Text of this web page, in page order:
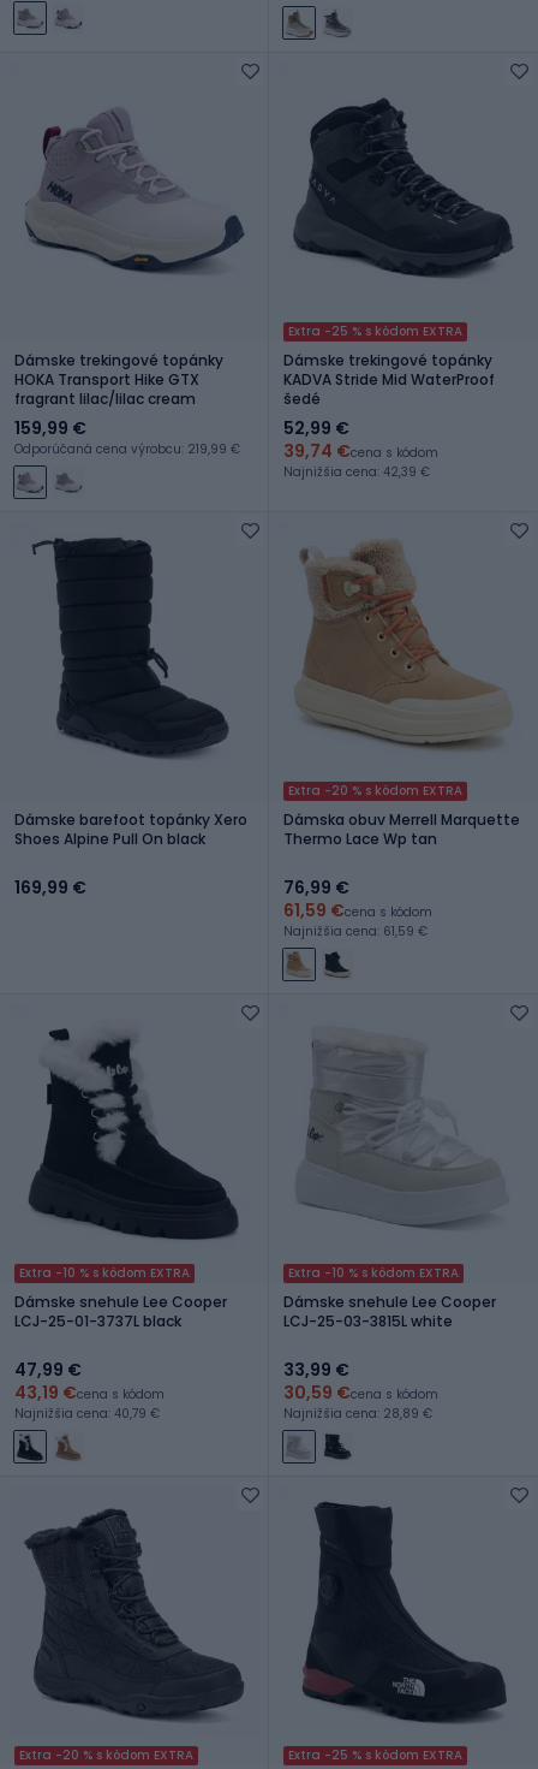
Dámske trekingové topánky
HOKA Transport Hike GTX
fragrant lilac/lilac cream
159,99 €
Odporúčaná cena výrobcu: 219,99 €
Extra -25 % s kódom EXTRA
Dámske trekingové topánky
KADVA Stride Mid WaterProof
šedé
52,99 €
39,74 €cena s kódom
Najnižšia cena: 42,39 €
Dámske barefoot topánky Xero
Shoes Alpine Pull On black
169,99 €
Extra -20 % s kódom EXTRA
Dámska obuv Merrell Marquette
Thermo Lace Wp tan
76,99 €
61,59 €cena s kódom
Najnižšia cena: 61,59 €
Extra -10 % s kódom EXTRA
Dámske snehule Lee Cooper
LCJ-25-01-3737L black
47,99 €
43,19 €cena s kódom
Najnižšia cena: 40,79 €
Extra -10 % s kódom EXTRA
Dámske snehule Lee Cooper
LCJ-25-03-3815L white
33,99 €
30,59 €cena s kódom
Najnižšia cena: 28,89 €
Extra -20 % s kódom EXTRA Extra -25 % s kódom EXTRA